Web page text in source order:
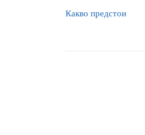
Какво предстои